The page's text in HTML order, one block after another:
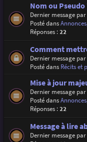
Nom ou Pseudo
Dernier message par
Posté dans
Réponses :22
Comment
Dernier message par
Posté dans Récits et
Mise à jour
Dernier message par
Posté dans
Réponses :22
Message à lire
Dernier message par